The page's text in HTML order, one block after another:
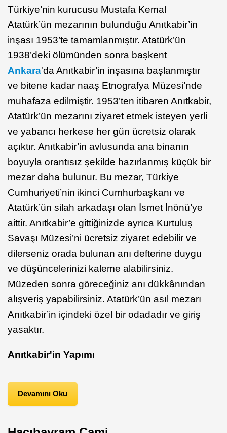
Türkiye’nin kurucusu Mustafa Kemal
Atatürk’ün mezarının bulunduğu Anıtkabir’in
inşası 1953’te tamamlanmıştır. Atatürk’ün
1938’deki ölümünden sonra başkent
Ankara'da Anıtkabir’in inşasına başlanmıştır
ve bitene kadar naaş Etnografya Müzesi’nde
muhafaza edilmiştir. 1953’ten itibaren Anıtkabir,
Atatürk’ün mezarını ziyaret etmek isteyen yerli
ve yabancı herkese her gün ücretsiz olarak
açıktır. Anıtkabir’in avlusunda ana binanın
boyuyla orantısız şekilde hazırlanmış küçük bir
mezar daha bulunur. Bu mezar, Türkiye
Cumhuriyeti’nin ikinci Cumhurbaşkanı ve
Atatürk’ün silah arkadaşı olan İsmet İnönü’ye
aittir. Anıtkabir’e gittiğinizde ayrıca Kurtuluş
Savaşı Müzesi’ni ücretsiz ziyaret edebilir ve
dilerseniz orada bulunan anı defterine duygu
ve düşüncelerinizi kaleme alabilirsiniz.
Müzeden sonra göreceğiniz anı dükkânından
alışveriş yapabilirsiniz. Atatürk’ün asıl mezarı
Anıtkabir’in içindeki özel bir odadadır ve giriş
yasaktır.
Anıtkabir'in Yapımı
Devamını Oku